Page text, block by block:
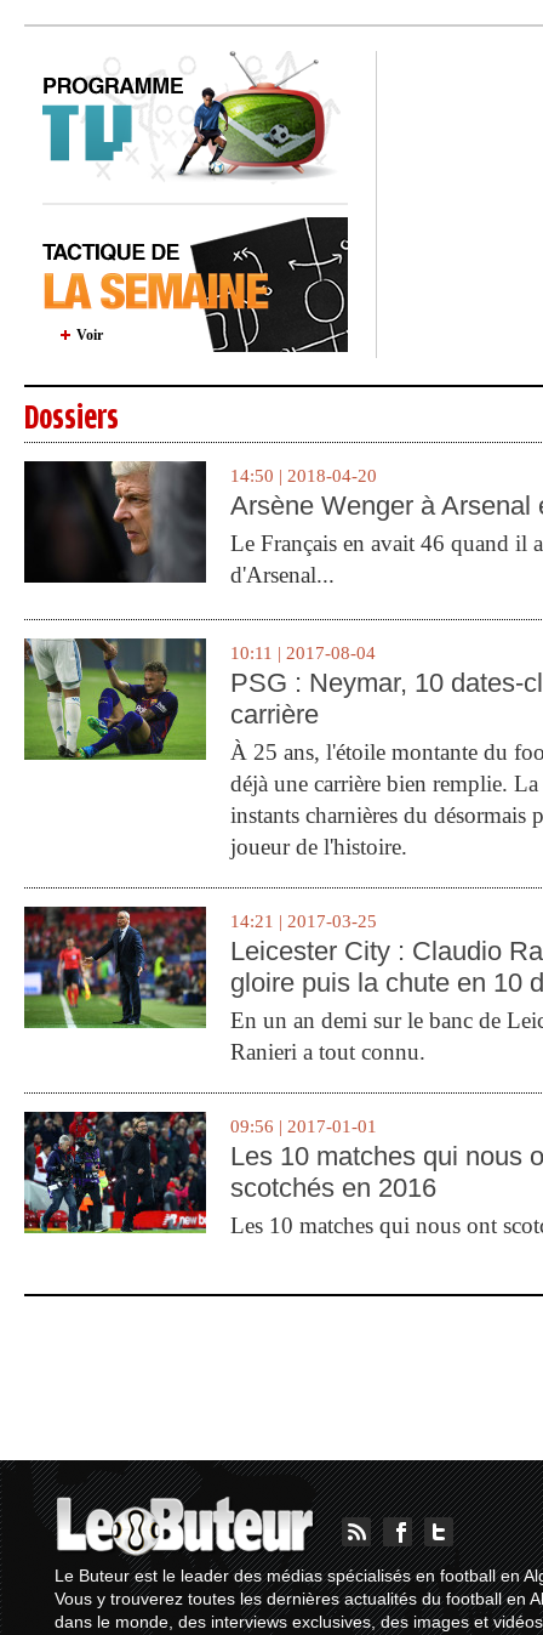
Voir
Dossiers
14:50 | 2018-04-20
Arsène Wenger à Arsenal
Le Français en avait 46 quand il
d'Arsenal...
10:11 | 2017-08-04
PSG : Neymar, 10 dates-
carrière
À 25 ans, l'étoile montante du
déjà une carrière bien remplie.
instants charnières du désormais
joueur de l'histoire.
14:21 | 2017-03-25
Leicester City : Claudio
gloire puis la chute en 10
En un an demi sur le banc de
Ranieri a tout connu.
09:56 | 2017-01-01
Les 10 matches qui nous
scotchés en 2016
Les 10 matches qui nous ont
Le Buteur est le leader des médias spécialisés en football en
Vous y trouverez toutes les dernières actualités du football en
dans le monde, des interviews exclusives, des images et